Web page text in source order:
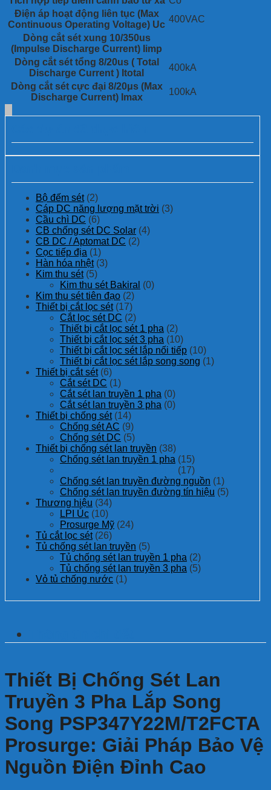
– STERO JACK, IP66, SCCR: 200KArns, led, MCB
Điện áp hoạt động liên tục (Max
Continuous Operating Voltage) Uc
400VAC
Dòng cắt sét xung 10/350us
(Impulse Discharge Current) Iimp
Dòng cắt sét tổng 8/20us ( Total
Discharge Current ) Itotal
400kA
Dòng cắt sét cực đại 8/20μs (Max
Discharge Current) Imax
100kA
Bộ đếm sét (2)
Cáp DC năng lượng mặt trời (3)
Cầu chì DC (6)
CB chống sét DC Solar (4)
CB DC / Aptomat DC (2)
Cọc tiếp địa (1)
Hàn hóa nhệt (3)
Kim thu sét (5)
Kim thu sét Bakiral (0)
Kim thu sét tiên đạo (2)
Thiết bị cắt lọc sét (17)
Cắt lọc sét DC (2)
Thiết bị cắt lọc sét 1 pha (2)
Thiết bị cắt lọc sét 3 pha (10)
Thiết bị cắt lọc sét lắp nối tiếp (10)
Thiết bị cắt lọc sét lắp song song (1)
Thiết bị cắt sét (6)
Cắt sét DC (1)
Cắt sét lan truyền 1 pha (0)
Cắt sét lan truyền 3 pha (0)
Thiết bị chống sét (14)
Chống sét AC (9)
Chống sét DC (5)
Thiết bị chống sét lan truyền (38)
Chống sét lan truyền 1 pha (15)
(17)
Chống sét lan truyền đường nguồn (1)
Chống sét lan truyền đường tín hiệu (5)
Thương hiệu (34)
LPI Úc (10)
Prosurge Mỹ (24)
Tủ cắt lọc sét (26)
Tủ chống sét lan truyền (5)
Tủ chống sét lan truyền 1 pha (2)
Tủ chống sét lan truyền 3 pha (5)
Vỏ tủ chống nước (1)
Thiết Bị Chống Sét Lan
Truyền 3 Pha Lắp Song
Song PSP347Y22M/T2FCTA
Prosurge: Giải Pháp Bảo Vệ
Nguồn Điện Đỉnh Cao